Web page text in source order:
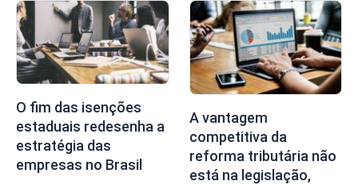
O fim das isenções
estaduais redesenha a
estratégia das
empresas no Brasil
A vantagem
competitiva da
reforma tributária não
está na legislação,